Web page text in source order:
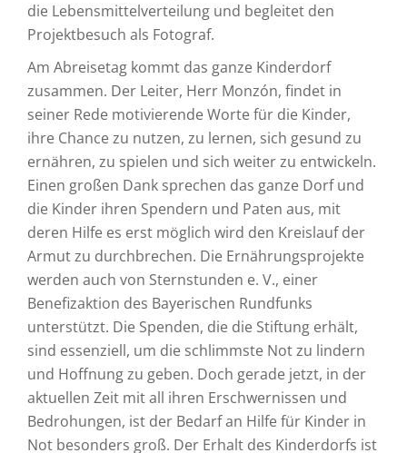
die Lebensmittelverteilung und begleitet den
Projektbesuch als Fotograf.
Am Abreisetag kommt das ganze Kinderdorf
zusammen. Der Leiter, Herr Monzón, findet in
seiner Rede motivierende Worte für die Kinder,
ihre Chance zu nutzen, zu lernen, sich gesund zu
ernähren, zu spielen und sich weiter zu entwickeln.
Einen großen Dank sprechen das ganze Dorf und
die Kinder ihren Spendern und Paten aus, mit
deren Hilfe es erst möglich wird den Kreislauf der
Armut zu durchbrechen. Die Ernährungsprojekte
werden auch von Sternstunden e. V., einer
Benefizaktion des Bayerischen Rundfunks
unterstützt. Die Spenden, die die Stiftung erhält,
sind essenziell, um die schlimmste Not zu lindern
und Hoffnung zu geben. Doch gerade jetzt, in der
aktuellen Zeit mit all ihren Erschwernissen und
Bedrohungen, ist der Bedarf an Hilfe für Kinder in
Not besonders groß. Der Erhalt des Kinderdorfs ist